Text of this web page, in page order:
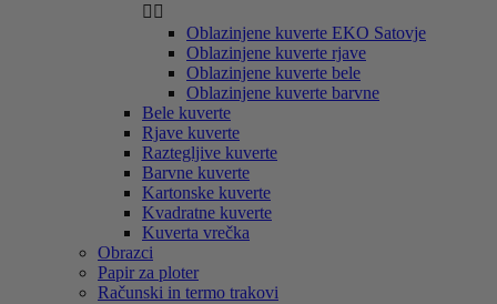
 
Oblazinjene kuverte EKO Satovje
Oblazinjene kuverte rjave
Oblazinjene kuverte bele
Oblazinjene kuverte barvne
Bele kuverte
Rjave kuverte
Raztegljive kuverte
Barvne kuverte
Kartonske kuverte
Kvadratne kuverte
Kuverta vrečka
Obrazci
Papir za ploter
Računski in termo trakovi